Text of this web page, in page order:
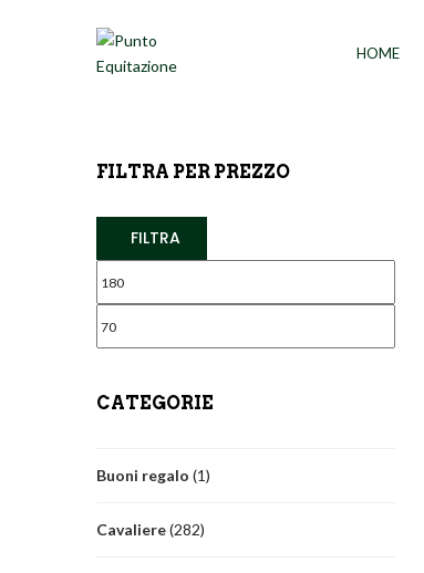
HOME
FILTRA PER PREZZO
FILTRA
CATEGORIE
Buoni regalo (1)
Cavaliere(282)